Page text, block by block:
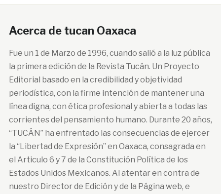
Acerca de tucan Oaxaca
Fue un 1 de Marzo de 1996, cuando salió a la luz pública
la primera edición de la Revista Tucán. Un Proyecto
Editorial basado en la credibilidad y objetividad
periodística, con la firme intención de mantener una
línea digna, con ética profesional y abierta a todas las
corrientes del pensamiento humano. Durante 20 años,
“TUCÁN” ha enfrentado las consecuencias de ejercer
la “Libertad de Expresión” en Oaxaca, consagrada en
el Articulo 6 y 7 de la Constitución Política de los
Estados Unidos Mexicanos. Al atentar en contra de
nuestro Director de Edición y de la Página web, e